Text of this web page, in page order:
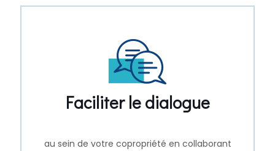
Faciliter le dialogue
au sein de votre copropriété en collaborant